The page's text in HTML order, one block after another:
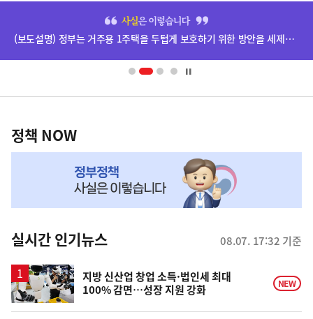
영
(보도설명) 정부는 거주용 1주택을 두텁게 보호하기 위한 방안을 세제개편안에 담았습니다.
책
NOW,
뉴
스
정책 NOW
실시간 인기뉴스 08.07. 17:32 기준
지방 신산업 창업 소득·법인세 최대
100% 감면…성장 지원 강화
NEW